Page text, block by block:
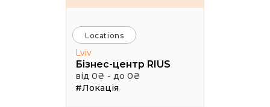
Locations
Lviv
Бізнес-центр RIUS
від 0₴ - до 0₴
#Локація